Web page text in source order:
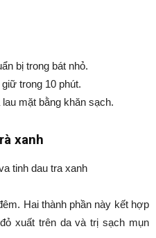
bị trong bát nhỏ.
trong 10 phút.
mặt bằng khăn sạch.
xanh
Hai thành phần này kết hợp
xuất trên da và trị sạch mụn